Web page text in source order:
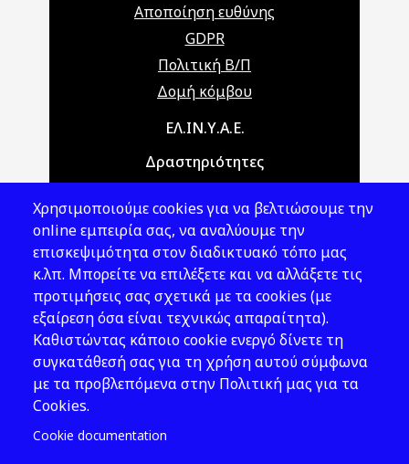
Αποποίηση ευθύνης
GDPR
Πολιτική Β/Π
Δομή κόμβου
Main navigationΕΛ.ΙΝ.Υ.Α.Ε.
Δραστηριότητες
Νομοθεσία
Εκδόσεις
Νέα - Εκδηλώσεις
Ακολουθήστε μας
Χρησιμοποιούμε cookies για να βελτιώσουμε την
online εμπειρία σας, να αναλύουμε την
επισκεψιμότητα στον διαδικτυακό τόπο μας
κ.λπ. Μπορείτε να επιλέξετε και να αλλάξετε τις
προτιμήσεις σας σχετικά με τα cookies (με
εξαίρεση όσα είναι τεχνικώς απαραίτητα).
Καθιστώντας κάποιο cookie ενεργό δίνετε τη
συγκατάθεσή σας για τη χρήση αυτού σύμφωνα
με τα προβλεπόμενα στην Πολιτική μας για τα
Cookies.
Cookie documentation